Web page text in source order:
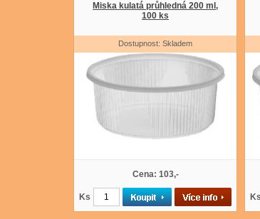
Miska kulatá průhledná 200 ml,
100 ks
Dostupnost: Skladem
Cena: 103,-
Ks Ks